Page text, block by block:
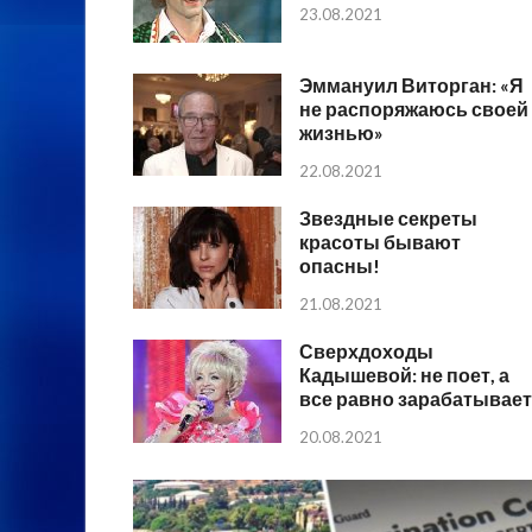
23.08.2021
Эммануил Виторган: «Я
не распоряжаюсь своей
жизнью»
22.08.2021
Звездные секреты
красоты бывают
опасны!
21.08.2021
Сверхдоходы
Кадышевой: не поет, а
все равно зарабатывает
20.08.2021